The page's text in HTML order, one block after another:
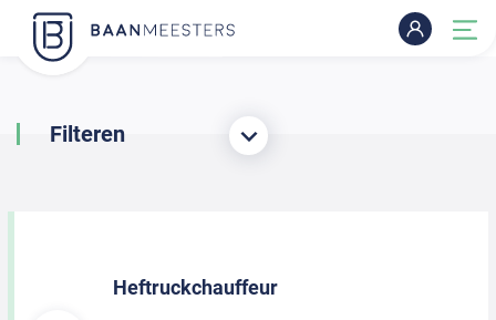
Filteren
Heftruckchauffeur